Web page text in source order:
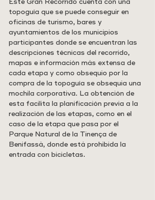
Este Gran Recorrido cuenta con una
topoguía que se puede conseguir en
oficinas de turismo, bares y
ayuntamientos de los municipios
participantes donde se encuentran las
descripciones técnicas del recorrido,
mapas e información más extensa de
cada etapa y como obsequio por la
compra de la topoguía se obsequia una
mochila corporativa. La obtención de
esta facilita la planificación previa a la
realización de las etapas, como en el
caso de la etapa que pasa por el
Parque Natural de la Tinença de
Benifassà, donde está prohibida la
entrada con bicicletas.